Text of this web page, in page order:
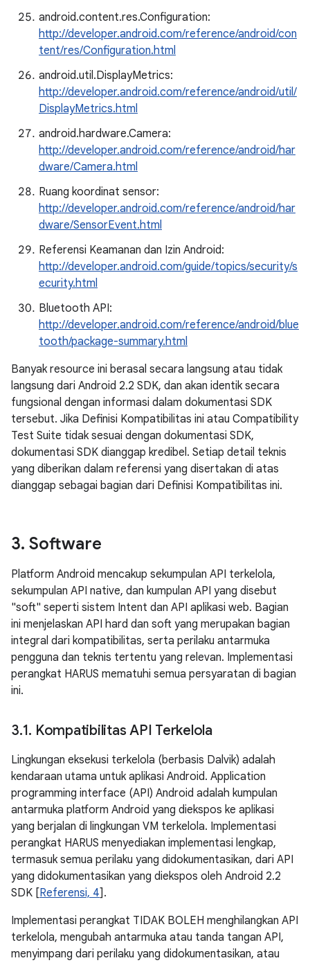
android.content.res.Configuration:
http://developer.android.com/reference/android/con
tent/res/Configuration.html
android.util.DisplayMetrics:
http://developer.android.com/reference/android/util/
DisplayMetrics.html
android.hardware.Camera:
http://developer.android.com/reference/android/har
dware/Camera.html
Ruang koordinat sensor:
http://developer.android.com/reference/android/har
dware/SensorEvent.html
Referensi Keamanan dan Izin Android:
http://developer.android.com/guide/topics/security/s
ecurity.html
Bluetooth API:
http://developer.android.com/reference/android/blue
tooth/package-summary.html
Banyak resource ini berasal secara langsung atau tidak
langsung dari Android 2.2 SDK, dan akan identik secara
fungsional dengan informasi dalam dokumentasi SDK
tersebut. Jika Definisi Kompatibilitas ini atau Compatibility
Test Suite tidak sesuai dengan dokumentasi SDK,
dokumentasi SDK dianggap kredibel. Setiap detail teknis
yang diberikan dalam referensi yang disertakan di atas
dianggap sebagai bagian dari Definisi Kompatibilitas ini.
3. Software
Platform Android mencakup sekumpulan API terkelola,
sekumpulan API native, dan kumpulan API yang disebut
"soft" seperti sistem Intent dan API aplikasi web. Bagian
ini menjelaskan API hard dan soft yang merupakan bagian
integral dari kompatibilitas, serta perilaku antarmuka
pengguna dan teknis tertentu yang relevan. Implementasi
perangkat HARUS mematuhi semua persyaratan di bagian
ini.
3.1. Kompatibilitas API Terkelola
Lingkungan eksekusi terkelola (berbasis Dalvik) adalah
kendaraan utama untuk aplikasi Android. Application
programming interface (API) Android adalah kumpulan
antarmuka platform Android yang diekspos ke aplikasi
yang berjalan di lingkungan VM terkelola. Implementasi
perangkat HARUS menyediakan implementasi lengkap,
termasuk semua perilaku yang didokumentasikan, dari API
yang didokumentasikan yang diekspos oleh Android 2.2
SDK [Referensi, 4].
Implementasi perangkat TIDAK BOLEH menghilangkan API
terkelola, mengubah antarmuka atau tanda tangan API,
menyimpang dari perilaku yang didokumentasikan, atau